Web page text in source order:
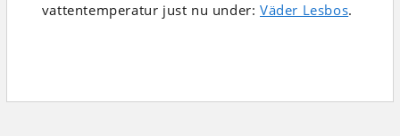
vattentemperatur just nu under:Väder Lesbos.